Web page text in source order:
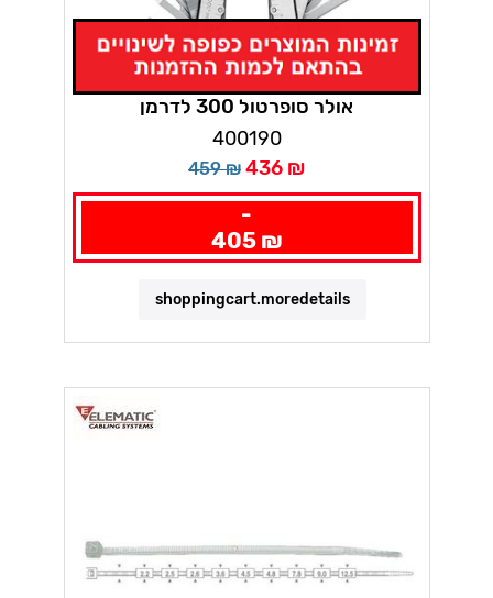
אולר סופרטול 300 לדרמן
400190
459 ₪ 436 ₪
-
405 ₪
shoppingcart.moredetails